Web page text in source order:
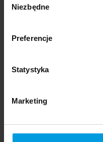
oferowanych na naszej
zgody
Niezbędne
Preferencje
Statystyka
Marketing